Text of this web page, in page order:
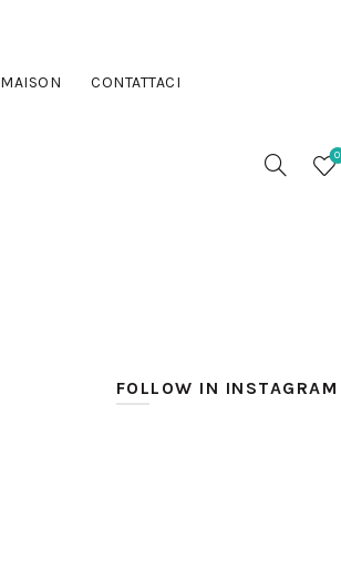
MAISON CONTATTACI
0
FOLLOW IN INSTAGRAM